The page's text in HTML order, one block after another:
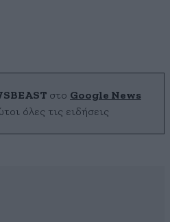
στο Google News
όλες τις ειδήσεις